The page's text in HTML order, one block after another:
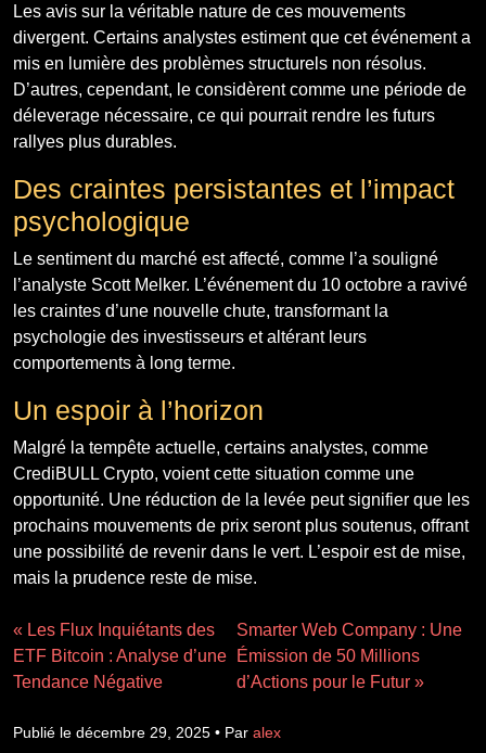
Les avis sur la véritable nature de ces mouvements
divergent. Certains analystes estiment que cet événement a
mis en lumière des problèmes structurels non résolus.
D’autres, cependant, le considèrent comme une période de
déleverage nécessaire, ce qui pourrait rendre les futurs
rallyes plus durables.
Des craintes persistantes et l’impact
psychologique
Le sentiment du marché est affecté, comme l’a souligné
l’analyste Scott Melker. L’événement du 10 octobre a ravivé
les craintes d’une nouvelle chute, transformant la
psychologie des investisseurs et altérant leurs
comportements à long terme.
Un espoir à l’horizon
Malgré la tempête actuelle, certains analystes, comme
CrediBULL Crypto, voient cette situation comme une
opportunité. Une réduction de la levée peut signifier que les
prochains mouvements de prix seront plus soutenus, offrant
une possibilité de revenir dans le vert. L’espoir est de mise,
mais la prudence reste de mise.
« Les Flux Inquiétants des
ETF Bitcoin : Analyse d’une
Tendance Négative
Smarter Web Company : Une
Émission de 50 Millions
d’Actions pour le Futur »
Publié le décembre 29, 2025 • Par alex